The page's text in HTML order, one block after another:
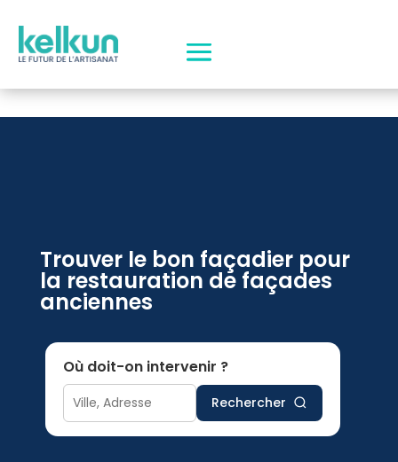
Trouver le bon façadier pour
la restauration de façades
anciennes
Où doit-on intervenir ?
Rechercher